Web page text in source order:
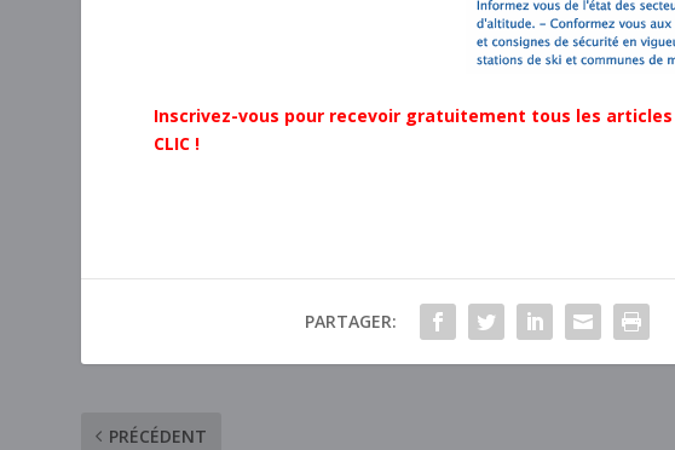
Inscrivez-vous pour recevoir gratuitement tous les articles
CLIC !
PARTAGER:
PRÉCÉDENT